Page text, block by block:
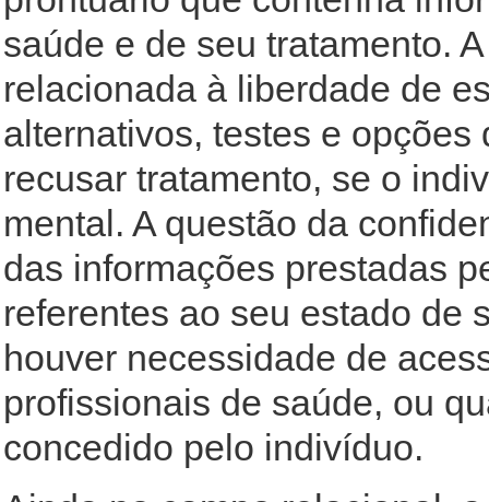
saúde e de seu tratamento.
relacionada à liberdade de
alternativos, testes e
recusar tratamento, se o
mental. A questão da
das informações prestadas
referentes ao seu estado de
houver necessidade de
profissionais de saúde, ou
concedido pelo indivíduo.